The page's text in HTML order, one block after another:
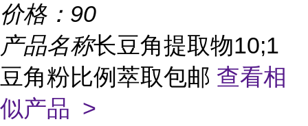
价格： 90
产品名称长豆角提取物10;1
豆角粉比例萃取包邮 查看相
似产品 >